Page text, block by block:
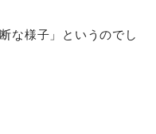
な様子」というのでし